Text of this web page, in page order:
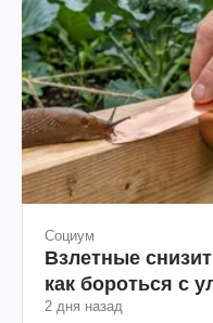
Социум
Взлетные
как бороться с
2 дня назад